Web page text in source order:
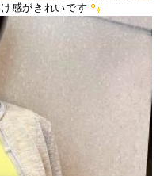
感がきれいです